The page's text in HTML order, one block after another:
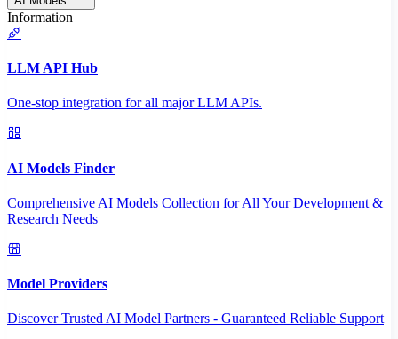
Information
LLM API Hub
One-stop integration for all major LLM APIs.
AI Models Finder
Comprehensive AI Models Collection for All Your Development &
Research Needs
Model Providers
Discover Trusted AI Model Partners - Guaranteed Reliable Support